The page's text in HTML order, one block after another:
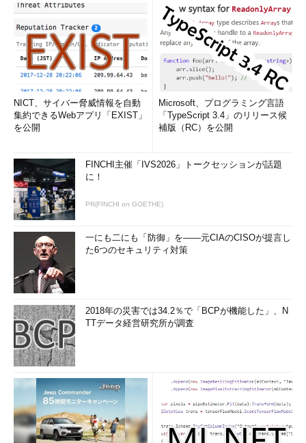
NICT、サイバー脅威情報を自動
集約できるWebアプリ「EXIST」
を公開
Microsoft、プログラミング言語
「TypeScript 3.4」のリリース候
補版（RC）を公開
FINCHI主催「IVS2026」トークセッションが話題
に！
PR(FINCHI on GOETHE)
一にも二にも「防御」を――元CIAのCISOが提言し
た6つのセキュリティ対策
2018年の災害では34.2％で「BCPが機能した」、N
TTデータ経営研究所が調査